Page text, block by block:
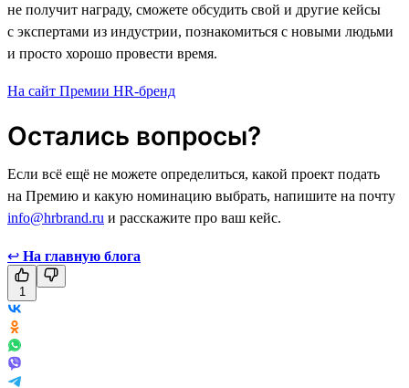
не получит награду, сможете обсудить свой и другие кейсы
с экспертами из индустрии, познакомиться с новыми людьми
и просто хорошо провести время.
На сайт Премии HR-бренд
Остались вопросы?
Если всё ещё не можете определиться, какой проект подать
на Премию и какую номинацию выбрать, напишите на почту
info@hrbrand.ru и расскажите про ваш кейс.
↩ На главную блога
1